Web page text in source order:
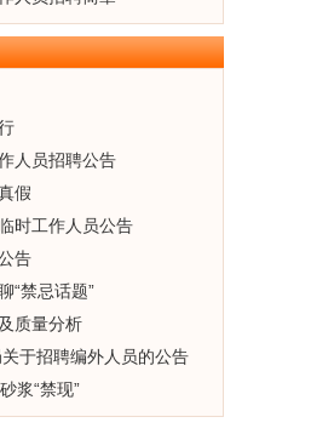
人员招聘公告
假
时工作人员公告
告
“禁忌话题”
质量分析
于招聘编外人员的公告
浆“禁现”